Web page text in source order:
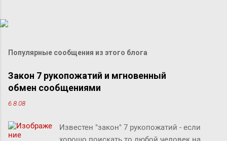
Популярные сообщения из этого блога
Закон 7 рукопожатий и мгновенный
обмен сообщениями
6.8.08
Известен "закон" 7 рукопожатий - если